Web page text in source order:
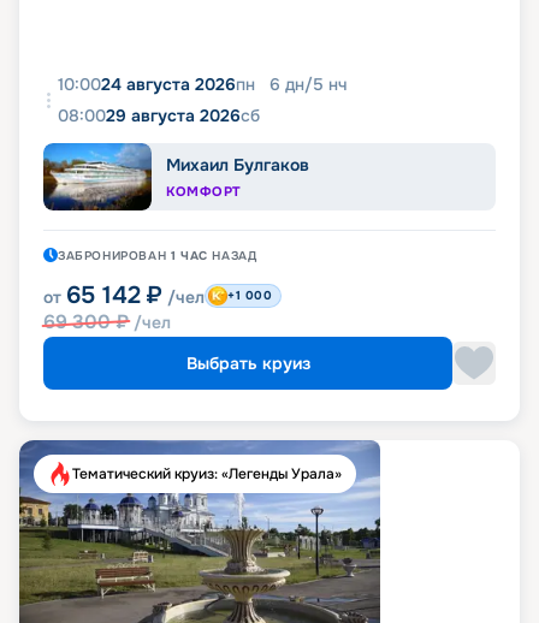
10:0024 августа 2026пн 6 дн/5 нч
08:0029 августа 2026сб
Михаил Булгаков
КОМФОРТ
ЗАБРОНИРОВАН 1 ЧАС НАЗАД
от 65 142 ₽ /чел
69 300₽ /чел
+1 000
Выбрать круиз
Тематический круиз: «Легенды Урала»